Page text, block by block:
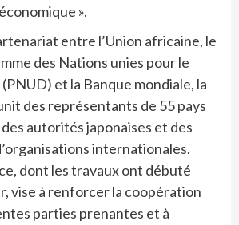
».
entre l’Union africaine, le
des Nations unies pour le
et la Banque mondiale, la
des représentants de 55 pays
autorités japonaises et des
internationales.
dont les travaux ont débuté
vise à renforcer la coopération
parties prenantes et à